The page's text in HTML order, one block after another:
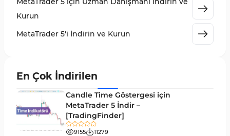
Sinyal ve Tahmin MT5 Göstergeleri 232
MetaTrader 5 için Volume Profile Göstergeleri 2
Binary Options MT5 Göstergeleri
M1-M5 Zaman Dilimleri MT5 Göstergeler
ICT MT5 Göstergeleri
Kurun
MetaTrader 5'i İndirin ve Kurun
En Çok İndirilen
Candle Time Göstergesi için
MetaTrader 5 İndir –
[TradingFinder]
9155 11279